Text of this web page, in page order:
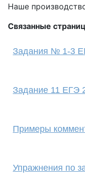
Наше
Связанные
Задания № 1-3
Задание 11 ЕГЭ
Примеры
Упражнения по